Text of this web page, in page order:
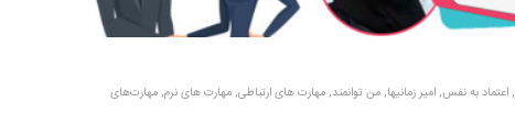
,اعتماد به نفس,امیر زمانیها,من توانمند,مهارت های ارتباطی,مهارت های نرم,مهارت‌های